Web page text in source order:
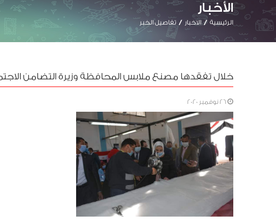
الأخبار
الرئيسية الاخبار تفاصيل الخبر
خلال تفقدها مصنع ملابس المحافظة وزيرة التضامن